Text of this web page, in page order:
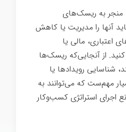
منجر به ریسک‌های
آنها را مدیریت یا کاهش
اعتباری، مالی یا
از آنجایی‌که ریسک‌ها
شناسایی رویدادها یا
مهم‌ست که می‌توانند به
اجرای استراتژی کسب‌وکار